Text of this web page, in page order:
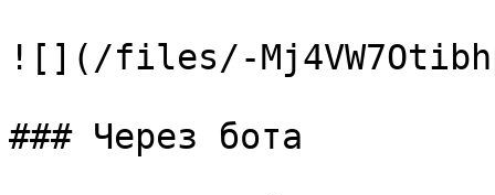
![](/files/-
### Через бота